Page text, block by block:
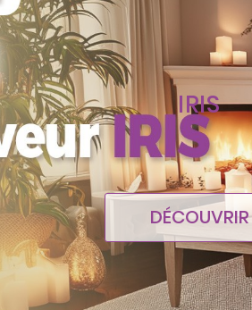
IRIS
DÉCOUVRIR